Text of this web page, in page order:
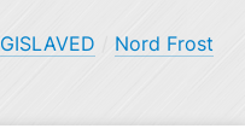
GISLAVED
Nord Frost